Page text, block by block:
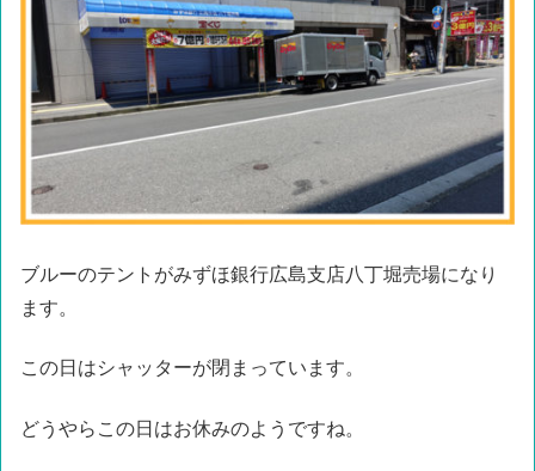
ブルーのテントがみずほ銀行広島支店八丁堀売場になり
ます。
この日はシャッターが閉まっています。
どうやらこの日はお休みのようですね。